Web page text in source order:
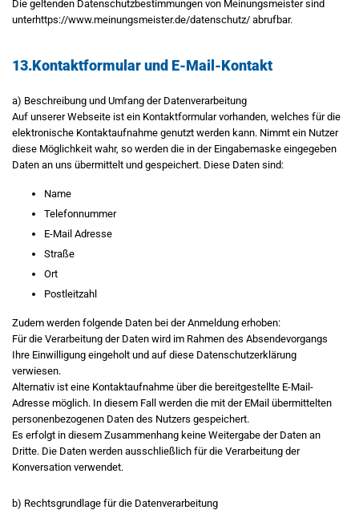
Die geltenden Datenschutzbestimmungen von Meinungsmeister sind
unterhttps://www.meinungsmeister.de/datenschutz/ abrufbar.
13.Kontaktformular und E-Mail-Kontakt
a) Beschreibung und Umfang der Datenverarbeitung
Auf unserer Webseite ist ein Kontaktformular vorhanden, welches für die
elektronische Kontaktaufnahme genutzt werden kann. Nimmt ein Nutzer
diese Möglichkeit wahr, so werden die in der Eingabemaske eingegeben
Daten an uns übermittelt und gespeichert. Diese Daten sind:
Name
Telefonnummer
E-Mail Adresse
Straße
Ort
Postleitzahl
Zudem werden folgende Daten bei der Anmeldung erhoben:
Für die Verarbeitung der Daten wird im Rahmen des Absendevorgangs
Ihre Einwilligung eingeholt und auf diese Datenschutzerklärung
verwiesen.
Alternativ ist eine Kontaktaufnahme über die bereitgestellte E-Mail-
Adresse möglich. In diesem Fall werden die mit der EMail übermittelten
personenbezogenen Daten des Nutzers gespeichert.
Es erfolgt in diesem Zusammenhang keine Weitergabe der Daten an
Dritte. Die Daten werden ausschließlich für die Verarbeitung der
Konversation verwendet.
b) Rechtsgrundlage für die Datenverarbeitung